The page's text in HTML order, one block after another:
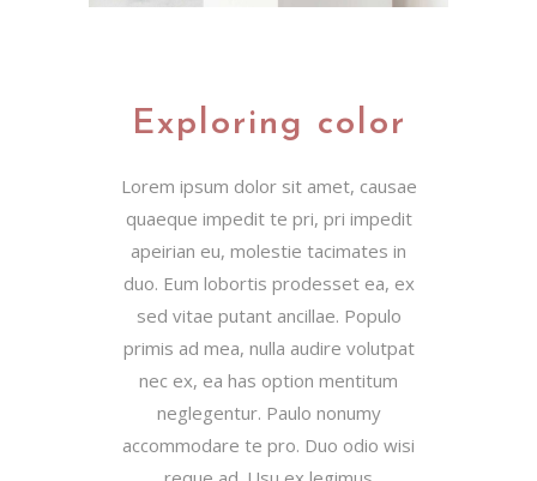
Exploring color
Lorem ipsum dolor sit amet, causae
quaeque impedit te pri, pri impedit
apeirian eu, molestie tacimates in
duo. Eum lobortis prodesset ea, ex
sed vitae putant ancillae. Populo
primis ad mea, nulla audire volutpat
nec ex, ea has option mentitum
neglegentur. Paulo nonumy
accommodare te pro. Duo odio wisi